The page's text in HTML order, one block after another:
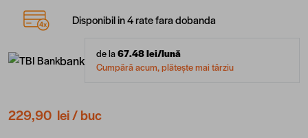
Disponibil in 4 rate fara dobanda
bank de la67.48lei/lună
Cumpără acum, plătește mai târziu
229,90 lei/ buc